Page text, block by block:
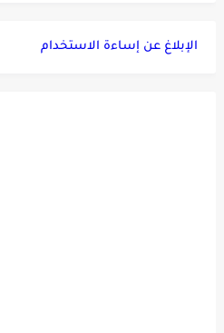
الإبلاغ عن إساءة الاستخدام